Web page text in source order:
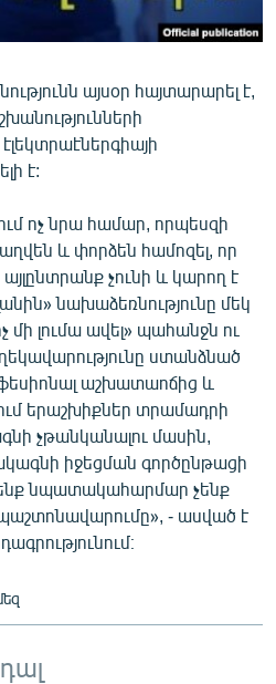
այսօր հայտարարել է,
է:
ոչ նրա համար, որպեսզի
և փորձեն համոզել, որ
չունի և կարող է
նախաձեռնությունը մեկ
մի լումա ավել» պահանջն ու
ստանձնած
աշխատաոճից և
երաշխիքներ տրամադրի
չթանկանալու մասին,
իջեցման գործընթացի
նպատակահարմար չենք
- ասված է